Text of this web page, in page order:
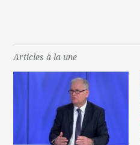
Articles à la une